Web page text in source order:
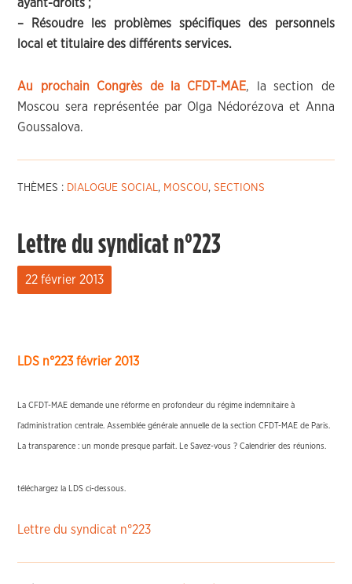
ayant-droits ;
– Résoudre les problèmes spécifiques des personnels
local et titulaire des différents services.
Au prochain Congrès de la CFDT-MAE, la section de
Moscou sera représentée par Olga Nédorézova et Anna
Goussalova.
THÈMES : DIALOGUE SOCIAL, MOSCOU,SECTIONS
Lettre du syndicat n°223
22 février 2013
LDS n°223 février 2013
La CFDT-MAE demande une réforme en profondeur du régime indemnitaire à
l’administration centrale. Assemblée générale annuelle de la section CFDT-MAE de Paris.
La transparence : un monde presque parfait. Le Savez-vous ? Calendrier des réunions.
téléchargez la LDS ci-dessous.
Lettre du syndicat n°223